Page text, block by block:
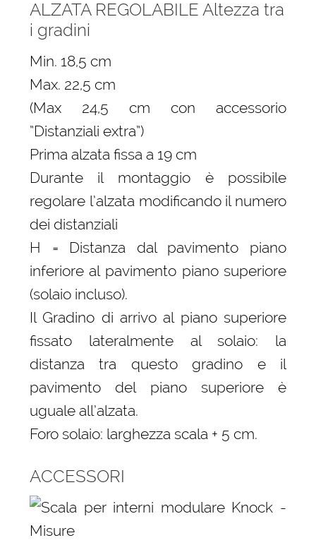
ALZATA REGOLABILE Altezza tra
i gradini
Min. 18,5 cm
Max. 22,5 cm
(Max 24,5 cm con accessorio
”Distanziali extra”)
Prima alzata fissa a 19 cm
Durante il montaggio è possibile
regolare l’alzata modificando il numero
dei distanziali
H = Distanza dal pavimento piano
inferiore al pavimento piano superiore
(solaio incluso).
Il Gradino di arrivo al piano superiore
fissato lateralmente al solaio: la
distanza tra questo gradino e il
pavimento del piano superiore è
uguale all’alzata.
Foro solaio: larghezza scala + 5 cm.
ACCESSORI